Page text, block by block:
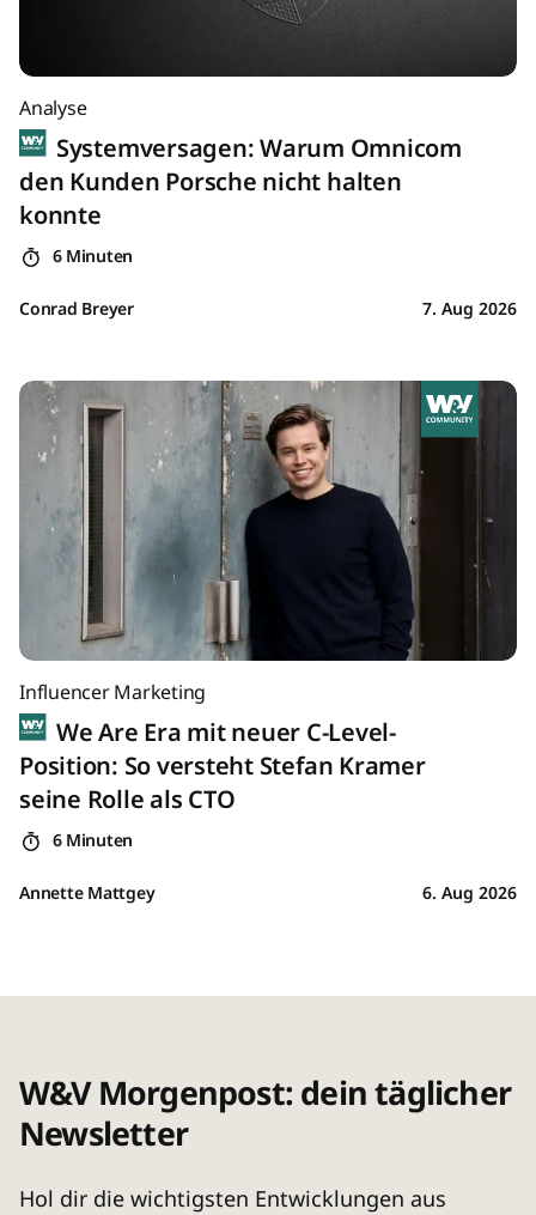
Analyse
Systemversagen: Warum Omnicom
den Kunden Porsche nicht halten
konnte
6 Minuten
Conrad Breyer 7. Aug 2026
Influencer Marketing
We Are Era mit neuer C-Level-
Position: So versteht Stefan Kramer
seine Rolle als CTO
6 Minuten
Annette Mattgey 6. Aug 2026
W&V Morgenpost: dein täglicher
Newsletter
Hol dir die wichtigsten Entwicklungen aus